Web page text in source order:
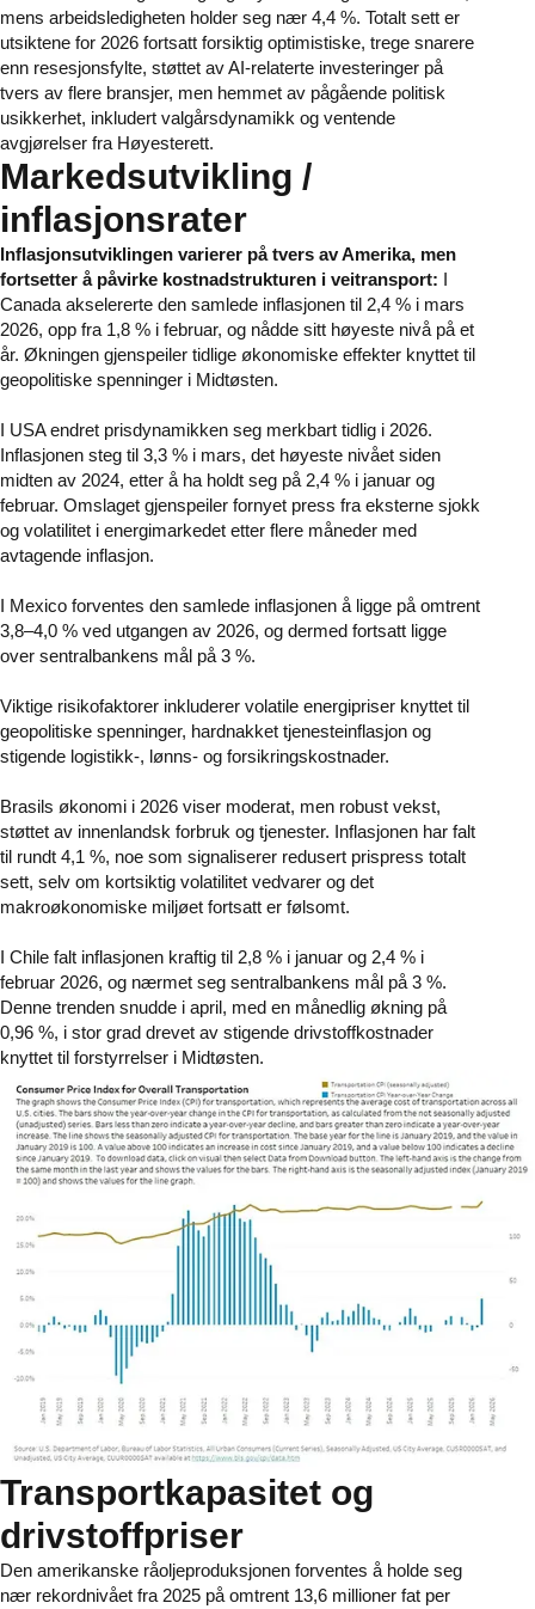
mens arbeidsledigheten holder seg nær 4,4 %. Totalt sett er
utsiktene for 2026 fortsatt forsiktig optimistiske, trege snarere
enn resesjonsfylte, støttet av AI-relaterte investeringer på
tvers av flere bransjer, men hemmet av pågående politisk
usikkerhet, inkludert valgårsdynamikk og ventende
avgjørelser fra Høyesterett.
Markedsutvikling /
inflasjonsrater
Inflasjonsutviklingen varierer på tvers av Amerika, men
fortsetter å påvirke kostnadstrukturen i veitransport: I
Canada akselererte den samlede inflasjonen til 2,4 % i mars
2026, opp fra 1,8 % i februar, og nådde sitt høyeste nivå på et
år. Økningen gjenspeiler tidlige økonomiske effekter knyttet til
geopolitiske spenninger i Midtøsten.
I USA endret prisdynamikken seg merkbart tidlig i 2026.
Inflasjonen steg til 3,3 % i mars, det høyeste nivået siden
midten av 2024, etter å ha holdt seg på 2,4 % i januar og
februar. Omslaget gjenspeiler fornyet press fra eksterne sjokk
og volatilitet i energimarkedet etter flere måneder med
avtagende inflasjon.
I Mexico forventes den samlede inflasjonen å ligge på omtrent
3,8–4,0 % ved utgangen av 2026, og dermed fortsatt ligge
over sentralbankens mål på 3 %.
Viktige risikofaktorer inkluderer volatile energipriser knyttet til
geopolitiske spenninger, hardnakket tjenesteinflasjon og
stigende logistikk-, lønns- og forsikringskostnader.
Brasils økonomi i 2026 viser moderat, men robust vekst,
støttet av innenlandsk forbruk og tjenester. Inflasjonen har falt
til rundt 4,1 %, noe som signaliserer redusert prispress totalt
sett, selv om kortsiktig volatilitet vedvarer og det
makroøkonomiske miljøet fortsatt er følsomt.
I Chile falt inflasjonen kraftig til 2,8 % i januar og 2,4 % i
februar 2026, og nærmet seg sentralbankens mål på 3 %.
Denne trenden snudde i april, med en månedlig økning på
0,96 %, i stor grad drevet av stigende drivstoffkostnader
knyttet til forstyrrelser i Midtøsten.
Transportkapasitet og
drivstoffpriser
Den amerikanske råoljeproduksjonen forventes å holde seg
nær rekordnivået fra 2025 på omtrent 13,6 millioner fat per